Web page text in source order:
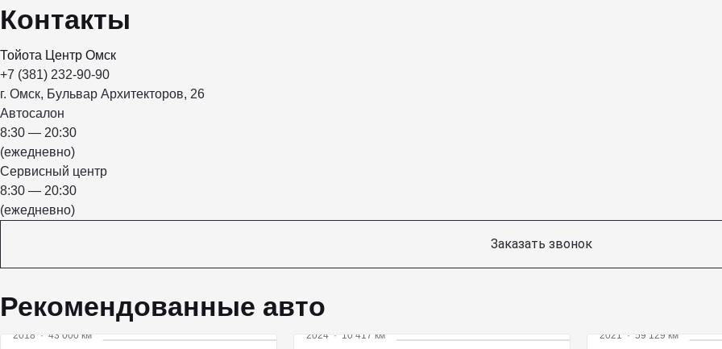
Контакты
Тойота Центр Омск
+7 (381) 232-90-90
г. Омск, Бульвар Архитекторов, 26
Автосалон
8:30 — 20:30
(ежедневно)
Сервисный центр
8:30 — 20:30
(ежедневно)
Заказать звонок
Рекомендованные авто
2018 · 43 000 км 2024 · 10 417 км 2021 · 59 129 км